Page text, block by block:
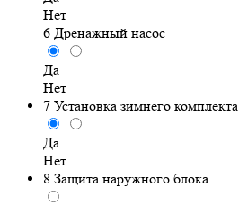
Нет
6 Дренажный насос
Да
Нет
7 Установка зимнего комплекта
Да
Нет
8 Защита наружного блока